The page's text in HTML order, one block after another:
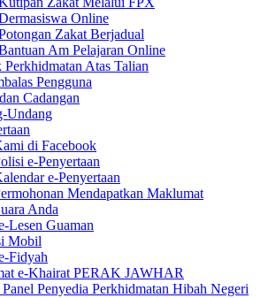
Online
Zakat Berjadual
Am Pelajaran Online
Perkhidmatan Atas Talian
Pengguna
Cadangan
Undang
di Facebook
e-Penyertaan
e-Penyertaan
Mendapatkan Maklumat
Anda
Lesen Guaman
Mobil
Fidyah
e-Khairat PERAK JAWHAR
Panel Penyedia Perkhidmatan Hibah Negeri